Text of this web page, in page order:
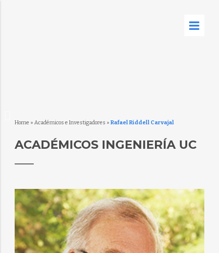
Home » Académicos e Investigadores » Rafael Riddell Carvajal
ACADÉMICOS INGENIERÍA UC